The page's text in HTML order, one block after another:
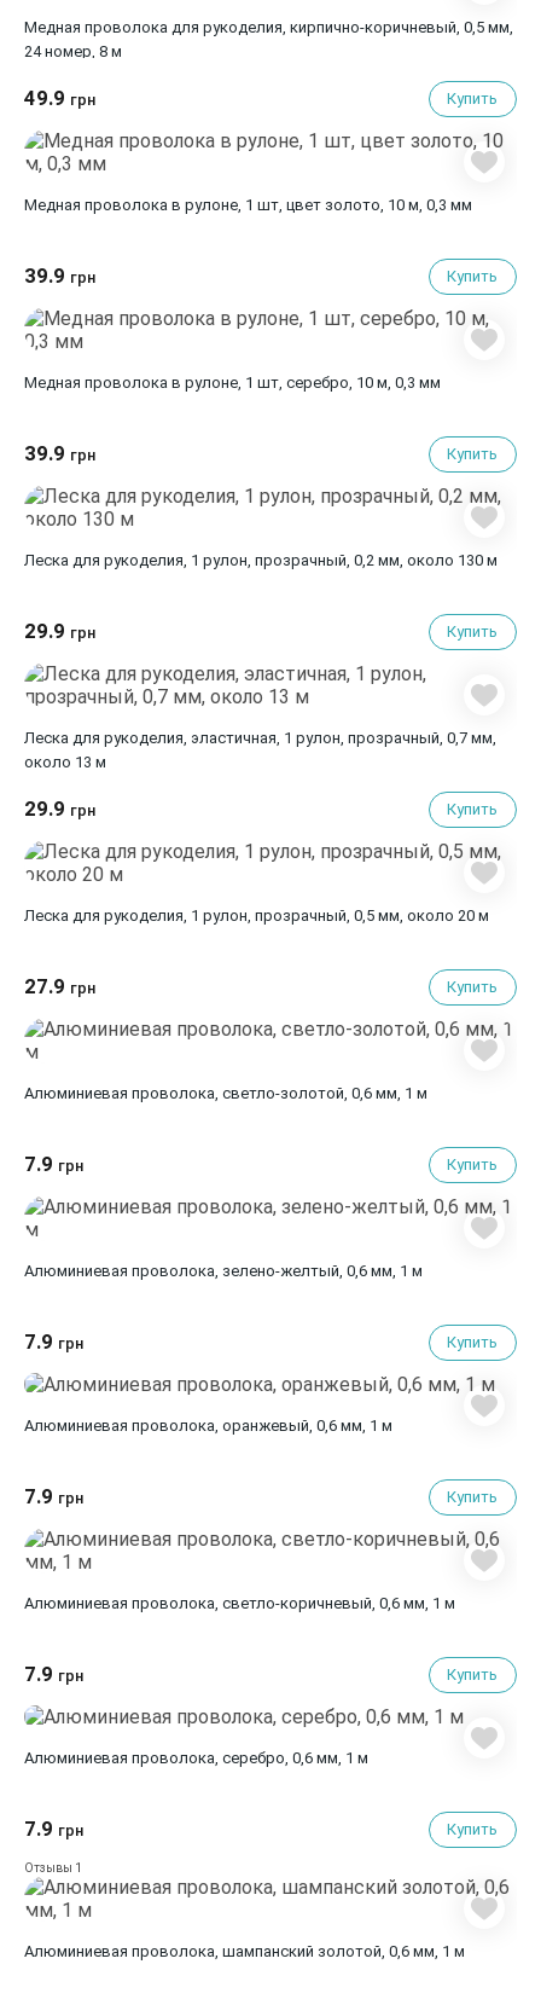
Медная проволока для рукоделия, кирпично-коричневый, 0,5 мм,
24 номер, 8 м
49.9 грн Купить
Медная проволока в рулоне, 1 шт, цвет золото, 10 м, 0,3 мм
39.9 грн Купить
Медная проволока в рулоне, 1 шт, серебро, 10 м, 0,3 мм
39.9 грн Купить
Леска для рукоделия, 1 рулон, прозрачный, 0,2 мм, около 130 м
29.9 грн Купить
Леска для рукоделия, эластичная, 1 рулон, прозрачный, 0,7 мм,
около 13 м
29.9 грн Купить
Леска для рукоделия, 1 рулон, прозрачный, 0,5 мм, около 20 м
27.9 грн Купить
Алюминиевая проволока, светло-золотой, 0,6 мм, 1 м
7.9 грн Купить
Алюминиевая проволока, зелено-желтый, 0,6 мм, 1 м
7.9 грн Купить
Алюминиевая проволока, оранжевый, 0,6 мм, 1 м
7.9 грн Купить
Алюминиевая проволока, светло-коричневый, 0,6 мм, 1 м
7.9 грн Купить
Алюминиевая проволока, серебро, 0,6 мм, 1 м
7.9 грн Купить
Отзывы 1
Алюминиевая проволока, шампанский золотой, 0,6 мм, 1 м